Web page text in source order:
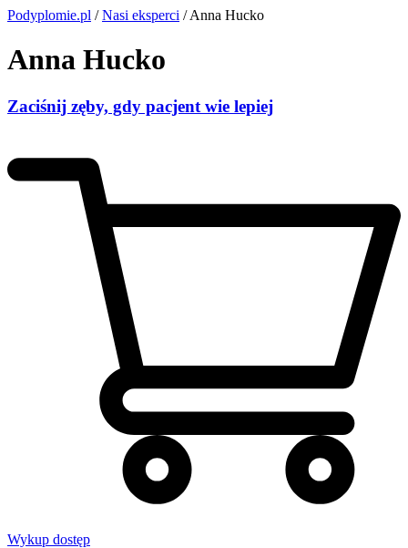
Podyplomie.pl /Nasi eksperci / Anna Hucko
Anna Hucko
Zaciśnij zęby, gdy pacjent wie lepiej
Wykup dostęp